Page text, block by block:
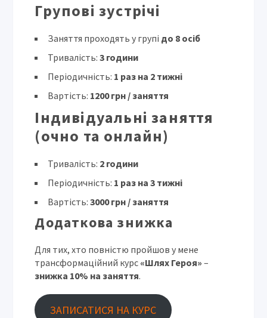
Групові зустрічі
Заняття проходять у групі до 8 осіб
Тривалість:3 години
Періодичність: 1 раз на 2 тижні
Вартість: 1200 грн / заняття
Індивідуальні заняття
(очно та онлайн)
Тривалість: 2 години
Періодичність: 1 раз на 3 тижні
Вартість:3000 грн / заняття
Додаткова знижка
Для тих, хто повністю пройшов у мене
трансформаційний курс «Шлях Героя» –
знижка 10% на заняття.
ЗАПИСАТИСЯ НА КУРС